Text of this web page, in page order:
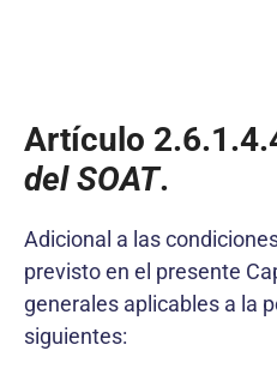
Artículo
del SOAT.
Adicional a las
previsto en el presente
generales aplicables a la
siguientes: